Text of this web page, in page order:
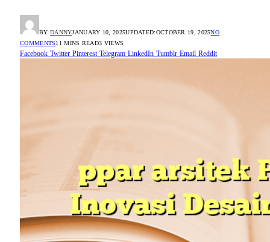
BY DANNYJANUARY 10, 2025UPDATED:OCTOBER 19, 2025NO
COMMENTS11 MINS READ3 VIEWS
Facebook Twitter Pinterest Telegram LinkedIn Tumblr Email Reddit